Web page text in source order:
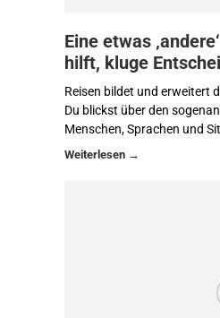
Eine etwas
hilft, kluge
Reisen bildet und erweitert
Du blickst über den
Menschen, Sprachen und